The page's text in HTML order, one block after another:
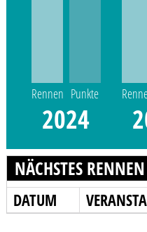
Rennen Punkte
2024
NÄCHSTES
DATUM